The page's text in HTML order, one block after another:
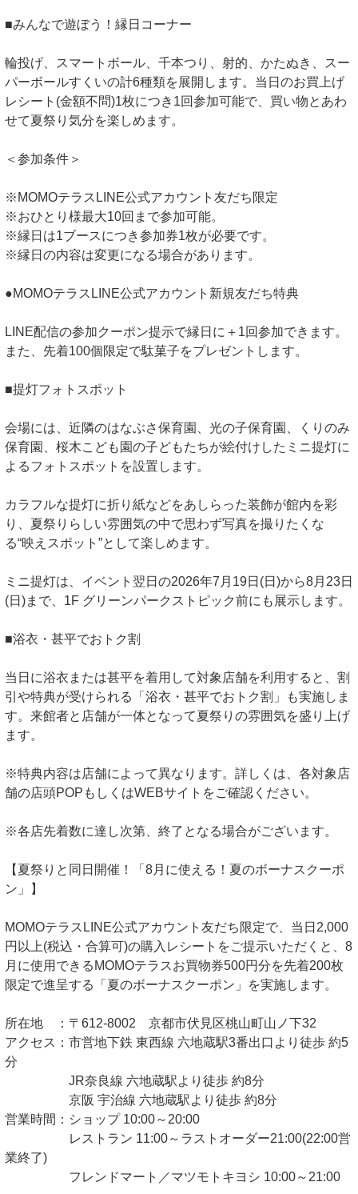
■みんなで遊ぼう！縁日コーナー
輪投げ、スマートボール、千本つり、射的、かたぬき、スー
パーボールすくいの計6種類を展開します。当日のお買上げ
レシート(金額不問)1枚につき1回参加可能で、買い物とあわ
せて夏祭り気分を楽しめます。
＜参加条件＞
※MOMOテラスLINE公式アカウント友だち限定
※おひとり様最大10回まで参加可能。
※縁日は1ブースにつき参加券1枚が必要です。
※縁日の内容は変更になる場合があります。
●MOMOテラスLINE公式アカウント新規友だち特典
LINE配信の参加クーポン提示で縁日に＋1回参加できます。
また、先着100個限定で駄菓子をプレゼントします。
■提灯フォトスポット
会場には、近隣のはなぶさ保育園、光の子保育園、くりのみ
保育園、桜木こども園の子どもたちが絵付けしたミニ提灯に
よるフォトスポットを設置します。
カラフルな提灯に折り紙などをあしらった装飾が館内を彩
り、夏祭りらしい雰囲気の中で思わず写真を撮りたくな
る“映えスポット”として楽しめます。
ミニ提灯は、イベント翌日の2026年7月19日(日)から8月23日
(日)まで、1F グリーンパークストピック前にも展示します。
■浴衣・甚平でおトク割
当日に浴衣または甚平を着用して対象店舗を利用すると、割
引や特典が受けられる「浴衣・甚平でおトク割」も実施しま
す。来館者と店舗が一体となって夏祭りの雰囲気を盛り上げ
ます。
※特典内容は店舗によって異なります。詳しくは、各対象店
舗の店頭POPもしくはWEBサイトをご確認ください。
※各店先着数に達し次第、終了となる場合がございます。
【夏祭りと同日開催！「8月に使える！夏のボーナスクーポ
ン」】
MOMOテラスLINE公式アカウント友だち限定で、当日2,000
円以上(税込・合算可)の購入レシートをご提示いただくと、8
月に使用できるMOMOテラスお買物券500円分を先着200枚
限定で進呈する「夏のボーナスクーポン」を実施します。
所在地 ：〒612-8002 京都市伏見区桃山町山ノ下32
アクセス：市営地下鉄 東西線 六地蔵駅3番出口より徒歩 約5
分
JR奈良線 六地蔵駅より徒歩 約8分
京阪 宇治線 六地蔵駅より徒歩 約8分
営業時間：ショップ 10:00～20:00
レストラン 11:00～ラストオーダー21:00(22:00営
業終了)
フレンドマート／マツモトキヨシ 10:00～21:00